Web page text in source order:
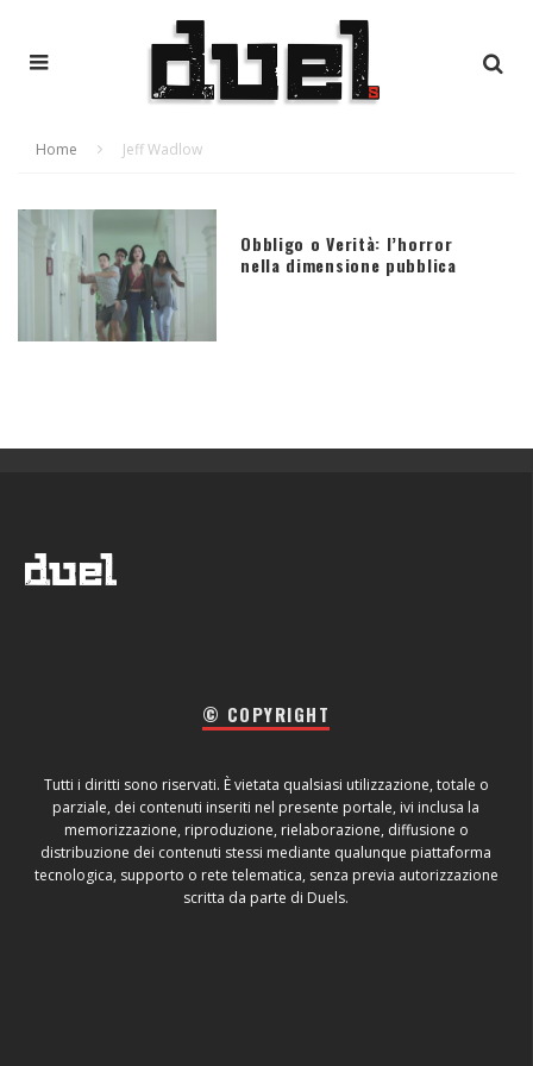
Home Jeff Wadlow
Obbligo o Verità: l’horror
nella dimensione pubblica
© COPYRIGHT
Tutti i diritti sono riservati. È vietata qualsiasi utilizzazione, totale o
parziale, dei contenuti inseriti nel presente portale, ivi inclusa la
memorizzazione, riproduzione, rielaborazione, diffusione o
distribuzione dei contenuti stessi mediante qualunque piattaforma
tecnologica, supporto o rete telematica, senza previa autorizzazione
scritta da parte di Duels.